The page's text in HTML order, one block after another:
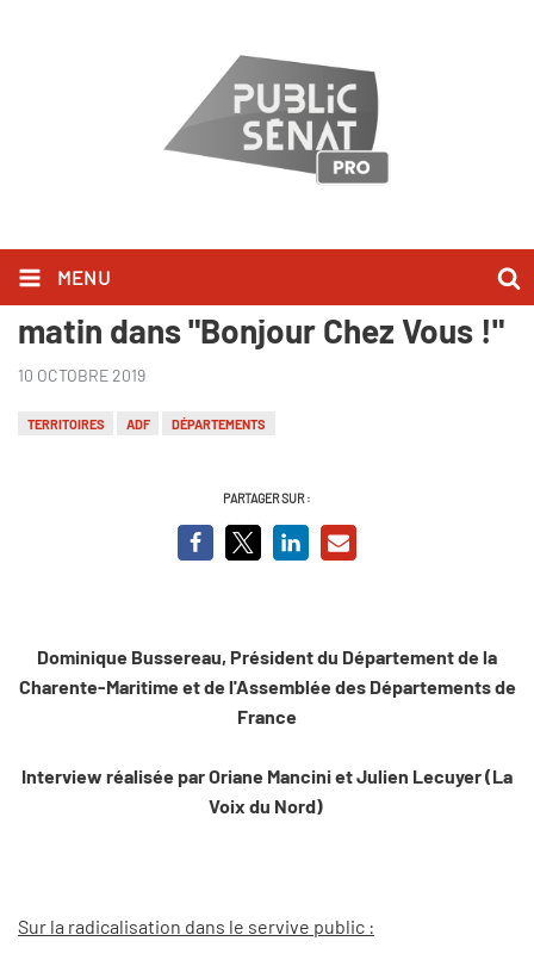
MENU
Dominique Bussereau l'a dit ce
matin dans "Bonjour Chez Vous !"
10 OCTOBRE 2019
TERRITOIRES ADF DÉPARTEMENTS
PARTAGER SUR :
Dominique Bussereau, Président du Département de la
Charente-Maritime et de l'Assemblée des Départements de
France
Interview réalisée par Oriane Mancini et Julien Lecuyer (La
Voix du Nord)
Sur la radicalisation dans le servive public :